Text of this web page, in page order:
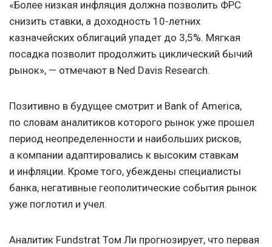
«Более низкая инфляция должна позволить ФРС
снизить ставки, а доходность 10-летних
казначейских облигаций упадет до 3,5%. Мягкая
посадка позволит продолжить циклический бычий
рынок», — отмечают в Ned Davis Research.
Позитивно в будущее смотрит и Bank of America,
по словам аналитиков которого рынок уже прошел
период неопределенности и наибольших рисков,
а компании адаптировались к высоким ставкам
и инфляции. Кроме того, убеждены специалисты
банка, негативные геополитические события рынок
уже поглотил и учел.
Аналитик Fundstrat Том Ли прогнозирует, что первая